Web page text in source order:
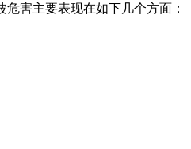
害主要表现在如下几个方面：